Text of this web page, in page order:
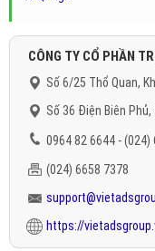
CÔNG TY CỔ PHẦN
Số 6/25 Thổ Quan,
Số 36 Điện Biên Phủ,
0964 82 6644 - (024)
(024) 6658 7378
https://